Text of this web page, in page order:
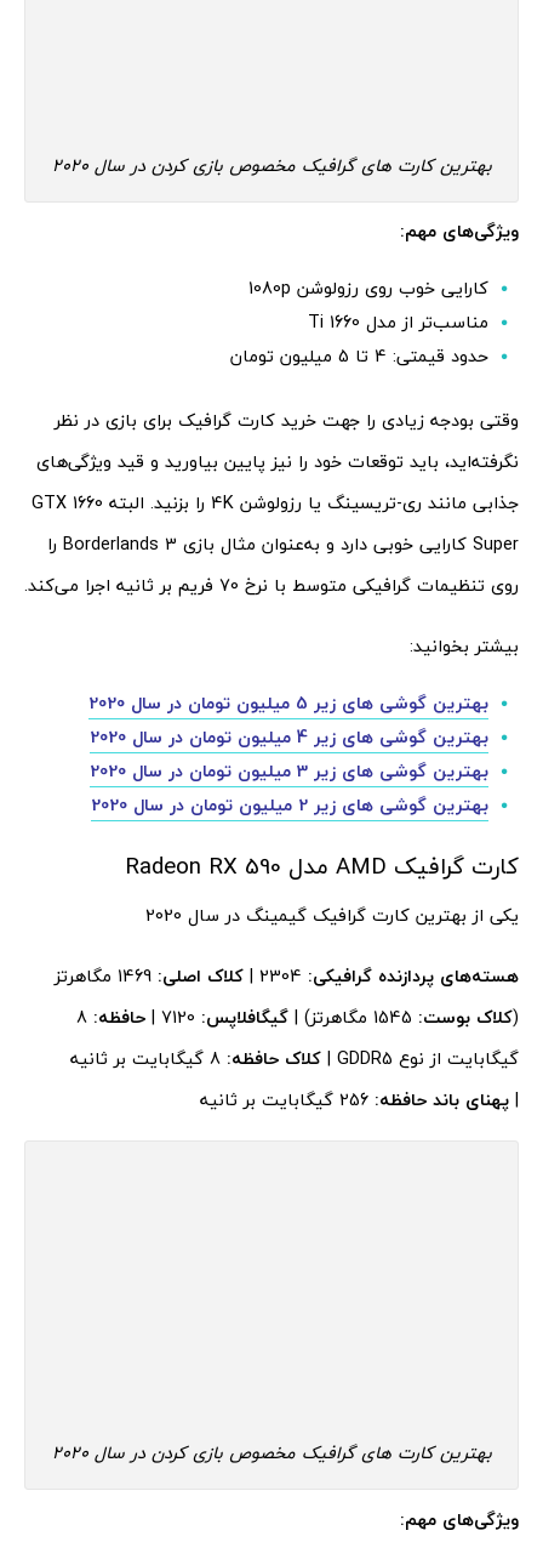
بهترین کارت های گرافیک مخصوص بازی کردن در سال 2020
ویژگی‌های مهم:
کارایی خوب روی رزولوشن 1080p
مناسب‌تر از مدل 1660 Ti
حدود قیمتی: 4 تا 5 میلیون تومان
وقتی بودجه زیادی را جهت خرید کارت گرافیک برای بازی در نظر
نگرفته‌اید، باید توقعات خود را نیز پایین بیاورید و قید ویژگی‌های
جذابی مانند ری-تریسینگ یا رزولوشن 4K را بزنید. البته GTX 1660
Super کارایی خوبی دارد و به‌عنوان مثال بازی Borderlands 3 را
روی تنظیمات گرافیکی متوسط با نرخ 70 فریم بر ثانیه اجرا می‌کند.
بیشتر بخوانید:
بهترین گوشی های زیر 5 میلیون تومان در سال 2020
بهترین گوشی های زیر 4 میلیون تومان در سال 2020
بهترین گوشی های زیر 3 میلیون تومان در سال 2020
بهترین گوشی های زیر 2 میلیون تومان در سال 2020
کارت گرافیک AMD مدل Radeon RX 590
یکی از بهترین کارت گرافیک گیمینگ در سال 2020
هسته‌های پردازنده گرافیکی:
کلاک اصلی:
1469 مگاهرتز
(کلاک بوست: گیگافلاپس: حافظه: 8
گیگابایت از نوع GDDR5 |
کلاک حافظه:
8 گیگابایت بر ثانیه
| پهنای باند حافظه:
بهترین کارت های گرافیک مخصوص بازی کردن در سال 2020
ویژگی‌های مهم: